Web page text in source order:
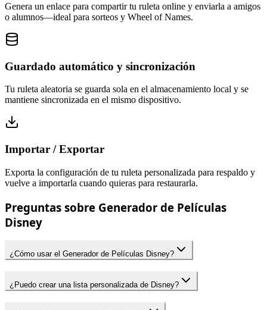
Genera un enlace para compartir tu ruleta online y enviarla a amigos
o alumnos—ideal para sorteos y Wheel of Names.
Guardado automático y sincronización
Tu ruleta aleatoria se guarda sola en el almacenamiento local y se
mantiene sincronizada en el mismo dispositivo.
Importar / Exportar
Exporta la configuración de tu ruleta personalizada para respaldo y
vuelve a importarla cuando quieras para restaurarla.
Preguntas sobre Generador de Películas
Disney
¿Cómo usar el Generador de Películas Disney?
¿Puedo crear una lista personalizada de Disney?